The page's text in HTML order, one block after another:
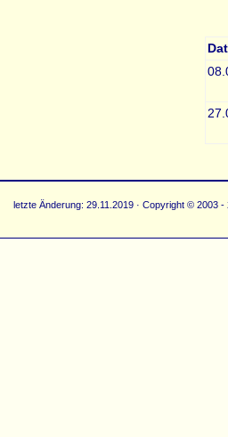
letzte Änderung: 29.11.2019 · Copyright © 2003